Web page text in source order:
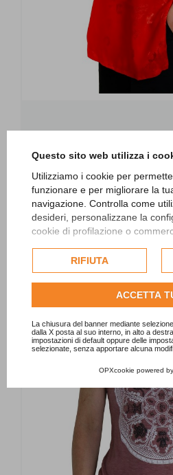
Questo sito web utilizza i
Utilizziamo i cookie per
funzionare e per migliorare la
navigazione. Controlla come
desideri, personalizzane la
cookie di profilazione o
dell'utente e, se consentito,
per personalizzare gli annunci
informazioni su come Google
politica sulla privacy
Consulta l'informativa cookie
RIFIUTA
ACCETTA
La chiusura del banner mediante
dalla X posta al suo interno, in alto a
impostazioni di default oppure delle
selezionate, senza apportare alcuna
OPXcookie powered by
Canotta lunga in seta,
25,00 €